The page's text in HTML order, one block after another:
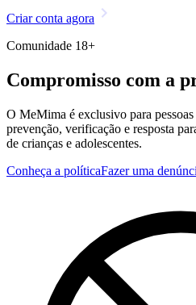
Criar conta agora
Comunidade 18+
Compromisso com a
O MeMima é exclusivo para
prevenção, verificação e resposta
de crianças e adolescentes.
Conheça a políticaFazer uma